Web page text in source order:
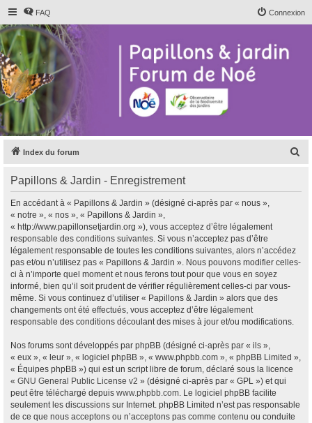
FAQ Connexion
Index du forum
Papillons & Jardin - Enregistrement
En accédant à « Papillons & Jardin » (désigné ci-après par « nous »,
« notre », « nos », « Papillons & Jardin »,
« http://www.papillonsetjardin.org »), vous acceptez d’être légalement
responsable des conditions suivantes. Si vous n’acceptez pas d’être
légalement responsable de toutes les conditions suivantes, alors n’accédez
pas et/ou n’utilisez pas « Papillons & Jardin ». Nous pouvons modifier celles-
ci à n’importe quel moment et nous ferons tout pour que vous en soyez
informé, bien qu’il soit prudent de vérifier régulièrement celles-ci par vous-
même. Si vous continuez d’utiliser « Papillons & Jardin » alors que des
changements ont été effectués, vous acceptez d’être légalement
responsable des conditions découlant des mises à jour et/ou modifications.
Nos forums sont développés par phpBB (désigné ci-après par « ils »,
« eux », « leur », « logiciel phpBB », « www.phpbb.com », « phpBB Limited »,
« Équipes phpBB ») qui est un script libre de forum, déclaré sous la licence
« GNU General Public License v2 » (désigné ci-après par « GPL ») et qui
peut être téléchargé depuis www.phpbb.com. Le logiciel phpBB facilite
seulement les discussions sur Internet. phpBB Limited n’est pas responsable
de ce que nous acceptons ou n’acceptons pas comme contenu ou conduite